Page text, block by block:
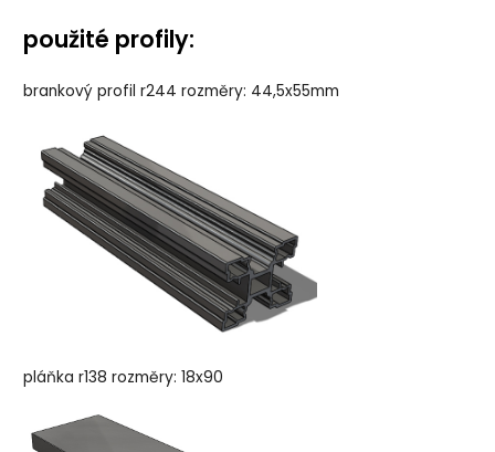
použité profily:
brankový profil r244 rozměry: 44,5x55mm
pláňka r138 rozměry: 18x90